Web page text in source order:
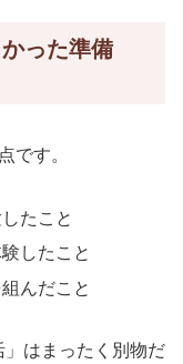
った準備
です。
たこと
したこと
んだこと
はまったく別物だ